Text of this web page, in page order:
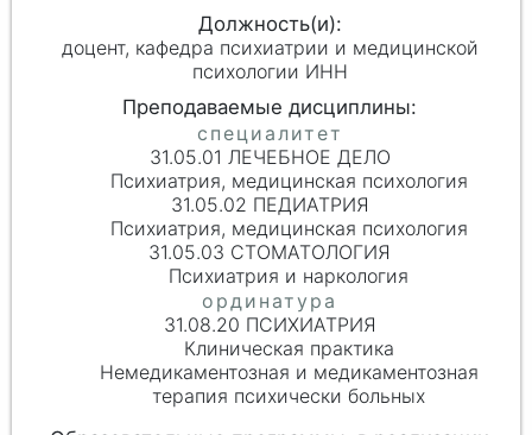
доцент, кафедра психиатрии и медицинской
психологии ИНН
31.05.01 ЛЕЧЕБНОЕ ДЕЛО
Психиатрия, медицинская психология
31.05.02 ПЕДИАТРИЯ
Психиатрия, медицинская психология
31.05.03 СТОМАТОЛОГИЯ
Психиатрия и наркология
31.08.20 ПСИХИАТРИЯ
Клиническая практика
Немедикаментозная и медикаментозная
терапия психически больных